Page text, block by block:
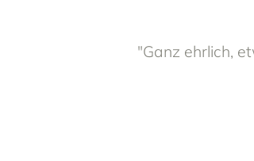
"Ganz ehrlich,